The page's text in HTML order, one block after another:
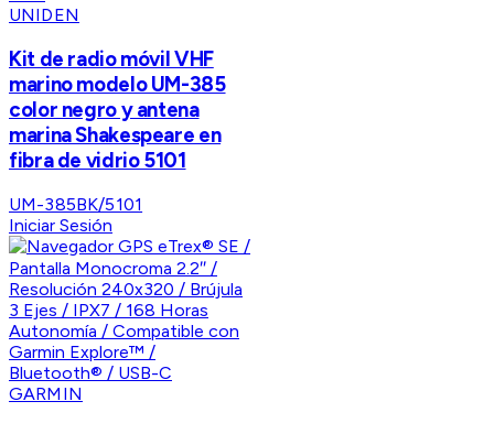
UNIDEN
Kit de radio móvil VHF
marino modelo UM-385
color negro y antena
marina Shakespeare en
fibra de vidrio 5101
UM-385BK/5101
Iniciar Sesión
GARMIN